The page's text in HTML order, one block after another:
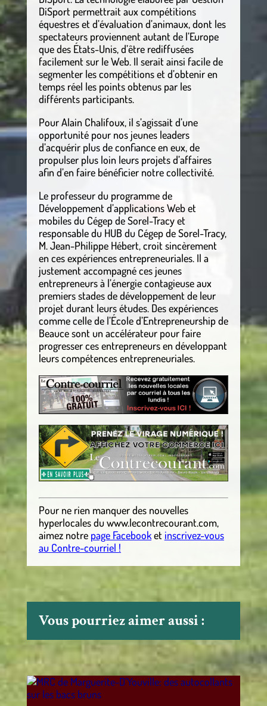
DiSport permettrait aux compétitions
équestres et d’évaluation d’animaux, dont les
spectateurs proviennent autant de l’Europe
que des États-Unis, d’être rediffusées
facilement sur le Web. Il serait ainsi facile de
segmenter les compétitions et d’obtenir en
temps réel les points obtenus par les
différents participants.
Pour Alain Chalifoux, il s’agissait d’une
opportunité pour nos jeunes leaders
d’acquérir plus de confiance en eux, de
propulser plus loin leurs projets d’affaires
afin d’en faire bénéficier notre collectivité.
Le professeur du programme de
Développement d’applications Web et
mobiles du Cégep de Sorel-Tracy et
responsable du HUB du Cégep de Sorel-Tracy,
M. Jean-Philippe Hébert, croit sincèrement
en ces expériences entrepreneuriales. Il a
justement accompagné ces jeunes
entrepreneurs à l’énergie contagieuse aux
premiers stades de développement de leur
projet durant leurs études. Des expériences
comme celle de l’École d’Entrepreneurship de
Beauce sont un accélérateur pour faire
progresser ces entrepreneurs en développant
leurs compétences entrepreneuriales.
Pour ne rien manquer des nouvelles
hyperlocalesdu www.lecontrecourant.com,
aimez notre page Facebooket inscrivez-vous
au Contre-courriel !
Vous pourriez aimer aussi :